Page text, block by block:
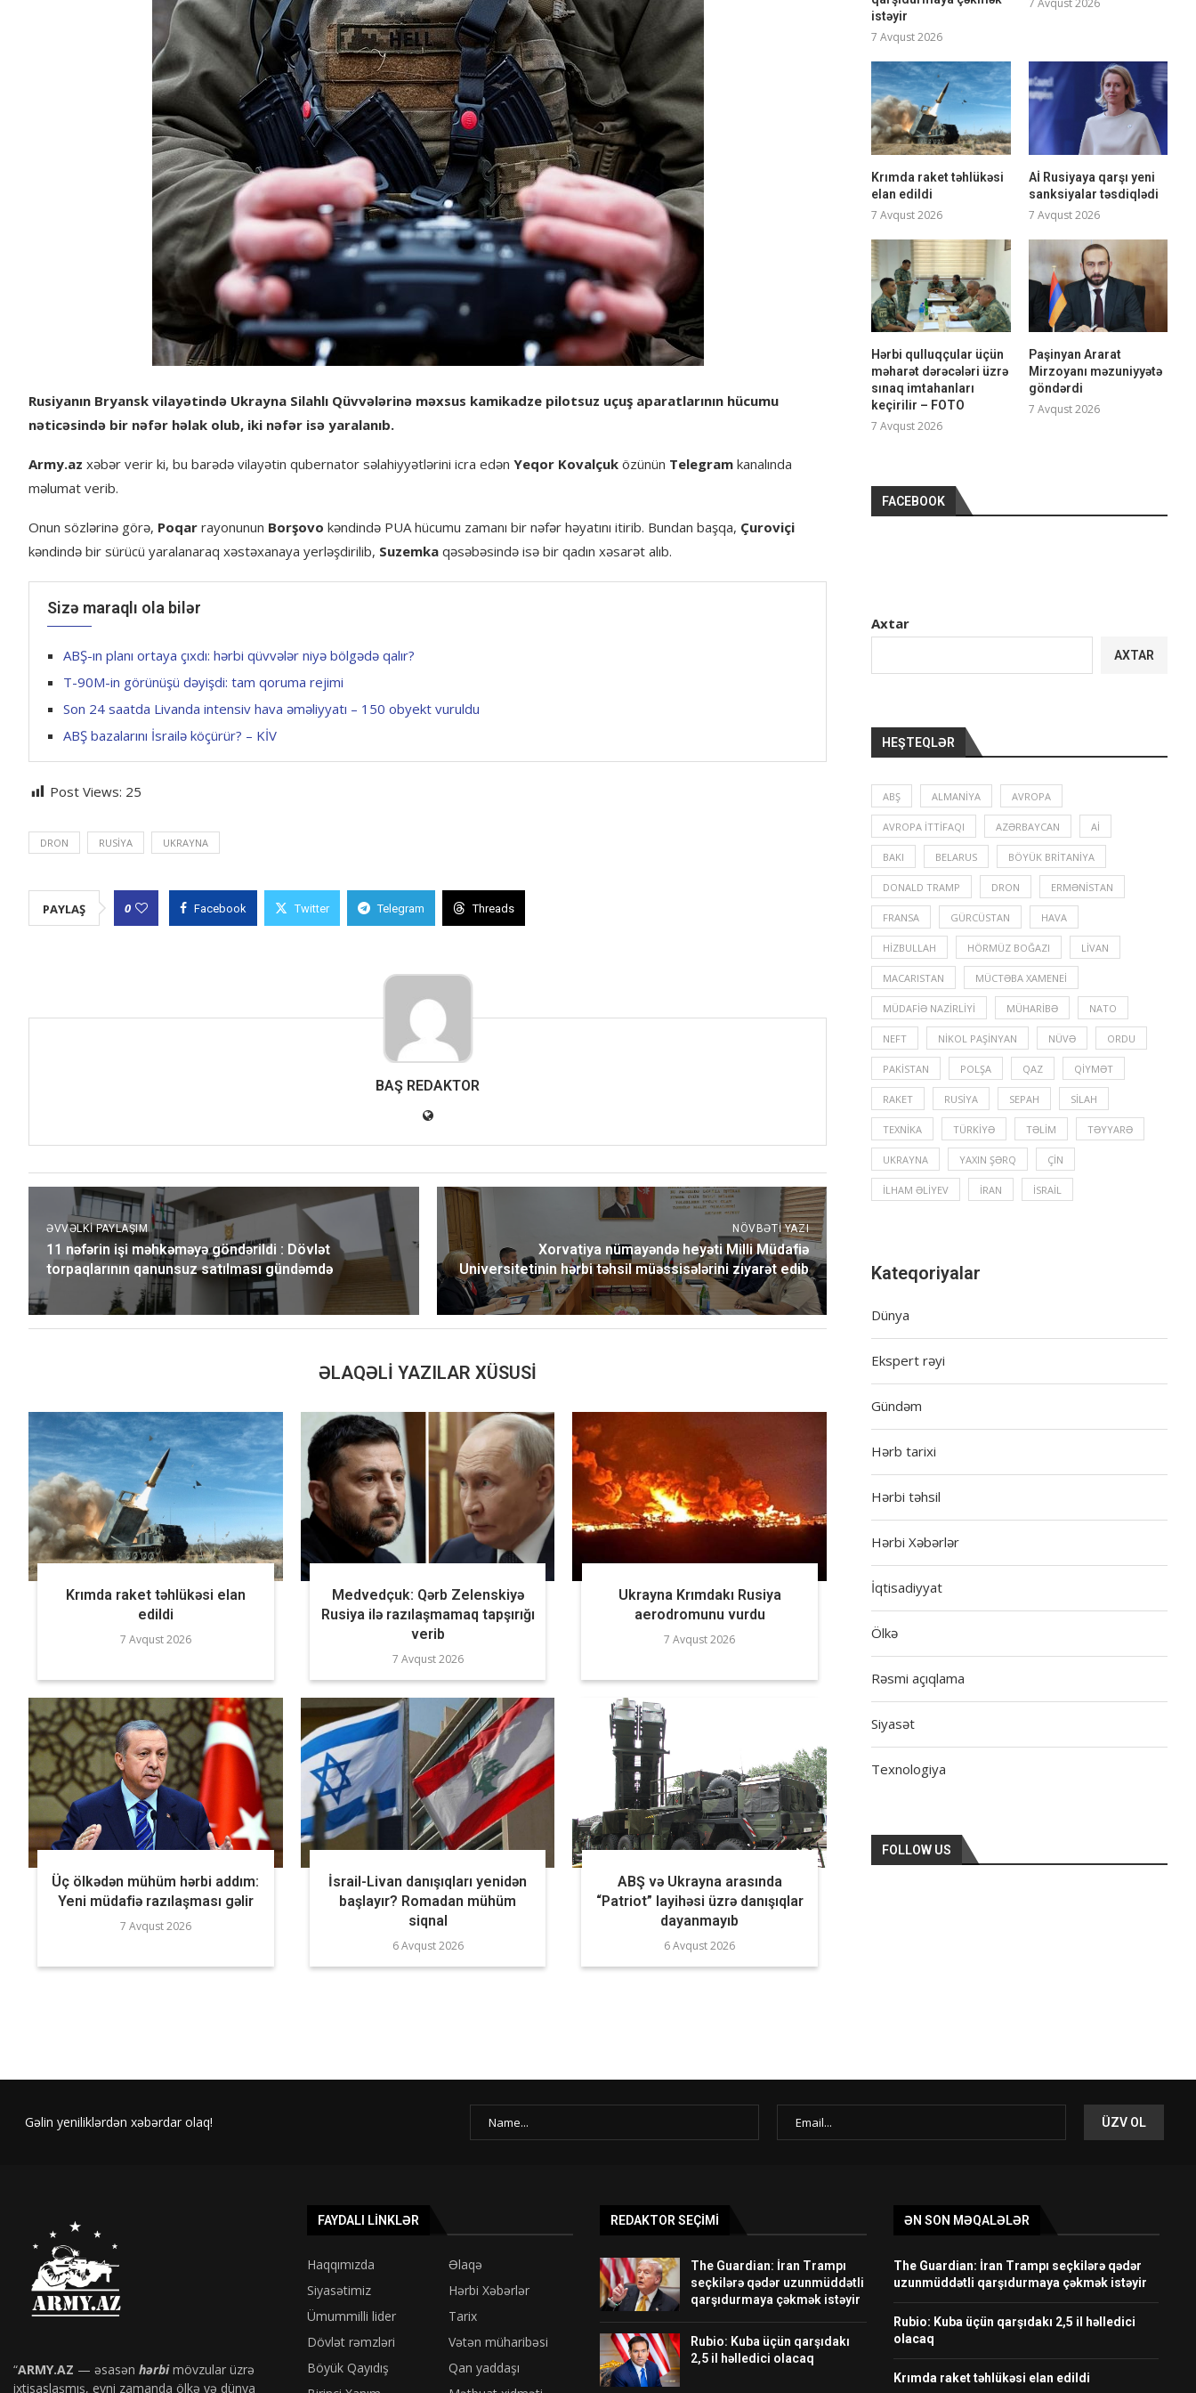
Rusiyanın Bryansk vilayətində Ukrayna Silahlı Qüvvələrinə məxsus kamikadze pilotsuz uçuş aparatlarının hücumu
nəticəsində bir nəfər həlak olub, iki nəfər isə yaralanıb.
Army.az xəbər verir ki, bu barədə vilayətin qubernator səlahiyyətlərini icra edən Yeqor Kovalçuk özünün Telegram kanalında
məlumat verib.
Onun sözlərinə görə, Poqar rayonunun Borşovo kəndində PUA hücumu zamanı bir nəfər həyatını itirib. Bundan başqa, Çuroviçi
kəndində bir sürücü yaralanaraq xəstəxanaya yerləşdirilib, Suzemka qəsəbəsində isə bir qadın xəsarət alıb.
Sizə maraqlı ola bilər
ABŞ-ın planı ortaya çıxdı: hərbi qüvvələr niyə bölgədə qalır?
T-90M-in görünüşü dəyişdi: tam qoruma rejimi
Son 24 saatda Livanda intensiv hava əməliyyatı – 150 obyekt vuruldu
ABŞ bazalarını İsrailə köçürür? – KİV
Post Views: 25
DRON RUSIYA UKRAYNA
PAYLAŞ 0 Facebook Twitter Telegram Threads
BAŞ REDAKTOR
ƏVVƏLKI PAYLAŞIM
11 nəfərin işi məhkəməyə göndərildi : Dövlət
torpaqlarının qanunsuz satılması gündəmdə
NÖVBƏTI YAZI
Xorvatiya nümayəndə heyəti Milli Müdafiə
Universitetinin hərbi təhsil müəssisələrini ziyarət edib
ƏLAQƏLI YAZILAR XÜSUSI
Krımda raket təhlükəsi elan
edildi
7 Avqust 2026
Medvedçuk: Qərb Zelenskiyə
Rusiya ilə razılaşmamaq tapşırığı
verib
7 Avqust 2026
Ukrayna Krımdakı Rusiya
aerodromunu vurdu
7 Avqust 2026
Üç ölkədən mühüm hərbi addım:
Yeni müdafiə razılaşması gəlir
7 Avqust 2026
İsrail-Livan danışıqları yenidən
başlayır? Romadan mühüm
siqnal
6 Avqust 2026
ABŞ və Ukrayna arasında
“Patriot” layihəsi üzrə danışıqlar
dayanmayıb
6 Avqust 2026
istəyir
7 Avqust 2026
7 Avqust 2026
Krımda raket təhlükəsi
elan edildi
7 Avqust 2026
Aİ Rusiyaya qarşı yeni
sanksiyalar təsdiqlədi
7 Avqust 2026
Hərbi qulluqçular üçün
məharət dərəcələri üzrə
sınaq imtahanları
keçirilir – FOTO
7 Avqust 2026
Paşinyan Ararat
Mirzoyanı məzuniyyətə
göndərdi
7 Avqust 2026
FACEBOOK
Axtar
AXTAR
HEŞTEQLƏR
ABŞ ALMANIYA AVROPA
AVROPA İTTIFAQI AZƏRBAYCAN Aİ
BAKI BELARUS BÖYÜK BRITANIYA
DONALD TRAMP DRON ERMƏNISTAN
FRANSA GÜRCÜSTAN HAVA
HIZBULLAH HÖRMÜZ BOĞAZI LIVAN
MACARISTAN MÜCTƏBA XAMENEI
MÜDAFIƏ NAZIRLIYI MÜHARIBƏ NATO
NEFT NIKOL PAŞINYAN NÜVƏ ORDU
PAKISTAN POLŞA QAZ QIYMƏT
RAKET RUSIYA SEPAH SILAH
TEXNIKA TÜRKIYƏ TƏLIM TƏYYARƏ
UKRAYNA YAXIN ŞƏRQ ÇIN
İLHAM ƏLIYEV İRAN İSRAIL
Kateqoriyalar
Dünya
Ekspert rəyi
Gündəm
Hərb tarixi
Hərbi təhsil
Hərbi Xəbərlər
İqtisadiyyat
Ölkə
Rəsmi açıqlama
Siyasət
Texnologiya
FOLLOW US
Gəlin yeniliklərdən xəbərdar olaq!
“ARMY.AZ — əsasən hərbimövzular üzrə
ixtisaslaşmış, eyni zamanda ölkə və dünya
FAYDALI LINKLƏR
Haqqımızda
Əlaqə
Siyasətimiz
Hərbi Xəbərlər
Ümummilli lider
Tarix
Dövlət rəmzləri
Vətən müharibəsi
Böyük Qayıdış
Qan yaddaşı
REDAKTOR SEÇIMI
The Guardian: İran Trampı
seçkilərə qədər uzunmüddətli
qarşıdurmaya çəkmək istəyir
Rubio: Kuba üçün qarşıdakı
2,5 il həlledici olacaq
ƏN SON MƏQALƏLƏR
The Guardian: İran Trampı seçkilərə qədər
uzunmüddətli qarşıdurmaya çəkmək istəyir
Rubio: Kuba üçün qarşıdakı 2,5 il həlledici
olacaq
Krımda raket təhlükəsi elan edildi